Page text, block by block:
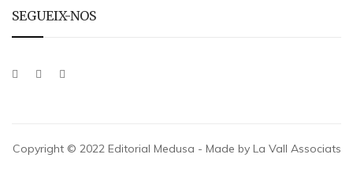
SEGUEIX-NOS
Copyright © 2022 Editorial Medusa - Made by La Vall Associats